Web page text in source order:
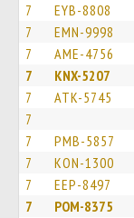
7 EYB-8808
7 EMN-9998
7 AME-4756
7 KNX-5207
7 ATK-5745
7
7 PMB-5857
7 KON-1300
7 EEP-8497
7 POM-8375